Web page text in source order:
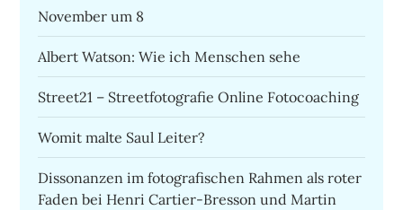
November um 8
Albert Watson: Wie ich Menschen sehe
Street21 – Streetfotografie Online Fotocoaching
Womit malte Saul Leiter?
Dissonanzen im fotografischen Rahmen als roter
Faden bei Henri Cartier-Bresson und Martin